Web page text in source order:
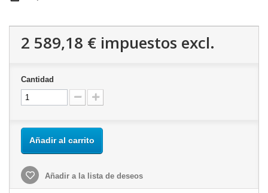
2 589,18 € impuestos excl.
Cantidad
Añadir al carrito
Añadir a la lista de deseos